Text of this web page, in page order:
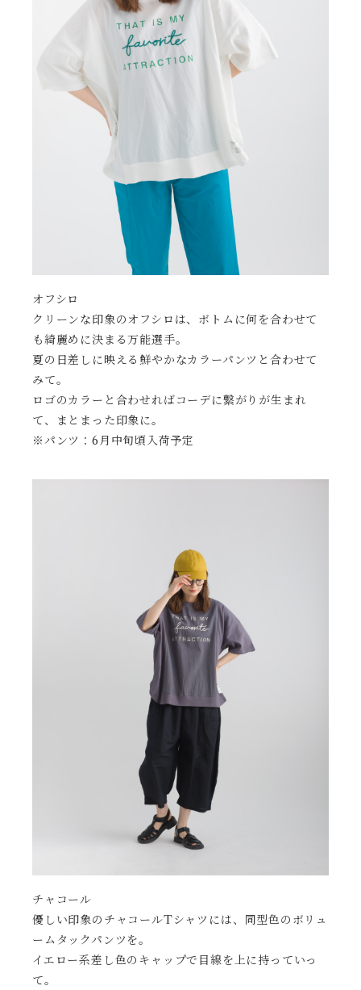
オフシロ
クリーンな印象のオフシロは、ボトムに何を合わせて
も綺麗めに決まる万能選手。
夏の日差しに映える鮮やかなカラーパンツと合わせて
みて。
ロゴのカラーと合わせればコーデに繋がりが生まれ
て、まとまった印象に。
※パンツ：6月中旬頃入荷予定
チャコール
優しい印象のチャコールTシャツには、同型色のボリュ
ームタックパンツを。
イエロー系差し色のキャップで目線を上に持っていっ
て。